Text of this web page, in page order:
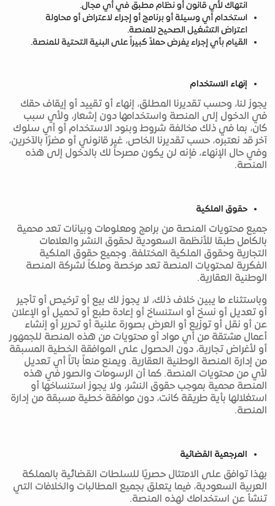
انتهاك لأي قانون أو نظام مطبق في أي مجال.
استخدام أي وسيلة أو برنامج أو إجراء لاعتراض أو محاولة
اعتراض التشغيل الصحيح للمنصة.
القيام بأي إجراء يفرض حملاً كبيراً على البنية التحتية للمنصة.
إنهاء الاستخدام
يجوز لنا، وحسب تقديرنا المطلق، إنهاء أو تقييد أو إيقاف حقك
في الدخول إلى المنصة واستخدامها دون إشعار، ولأي سبب
كان، بما في ذلك مخالفة شروط وبنود الاستخدام أو أي سلوك
آخر قد نعتبره، حسب تقديرنا الخاص، غير قانوني أو مضرًا بالآخرين،
وفي حال الإنهاء، فإنه لن يكون مصرحاً لك بالدخول إلى هذه
المنصة.
حقوق الملكية
جميع محتويات المنصة من برامج ومعلومات وبيانات تعد محمية
بالكامل طبقا للأنظمة السعودية لحقوق النشر والعلامات
التجارية وحقوق الملكية المختلفة. وجميع حقوق الملكية
الفكرية لمحتويات المنصة تعد مرخصة وملكاً لشركة المنصة
الوطنية العقارية.
وباستثناء ما يبين خلاف ذلك، لا يجوز لك بيع أو ترخيص أو تأجير
أو تعديل أو نسخ أو استنساخ أو إعادة طبع أو تحميل أو الإعلان
عن أو نقل أو توزيع أو العرض بصورة علنية أو تحرير أو إنشاء
أعمال مشتقة من أي مواد أو محتويات من هذه المنصة للجمهور
أو لأغراض تجارية، دون الحصول على الموافقة الخطية المسبقة
من إدارة المنصة الوطنية العقارية. ويمنع منعاً باتاً أي تعديل
لأي من محتويات المنصة. كما أن الرسومات والصور في هذه
المنصة محمية بموجب حقوق النشر، ولا يجوز استنساخها أو
استغلالها بأية طريقة كانت، دون موافقة خطية مسبقة من إدارة
المنصة.
المرجعية القضائية
بهذا توافق على الامتثال حصريًا للسلطات القضائية بالمملكة
العربية السعودية، فيما يتعلق بجميع المطالبات والخلافات التي
تنشأ عن استخدامك لهذه المنصة.